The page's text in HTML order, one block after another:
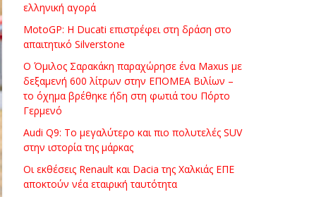
ελληνική αγορά
MotoGP: Η Ducati επιστρέφει στη δράση στο
απαιτητικό Silverstone
Ο Όμιλος Σαρακάκη παραχώρησε ένα Maxus με
δεξαμενή 600 λίτρων στην ΕΠΟΜΕΑ Βιλίων –
το όχημα βρέθηκε ήδη στη φωτιά του Πόρτο
Γερμενό
Audi Q9: Το μεγαλύτερο και πιο πολυτελές SUV
στην ιστορία της μάρκας
Οι εκθέσεις Renault και Dacia της Χαλκιάς ΕΠΕ
αποκτούν νέα εταιρική ταυτότητα